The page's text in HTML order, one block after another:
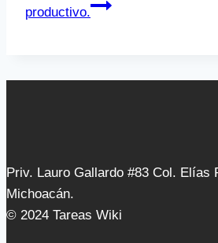
productivo.
Priv. Lauro Gallardo #83 Col. Elías
Michoacán.
© 2024 Tareas Wiki